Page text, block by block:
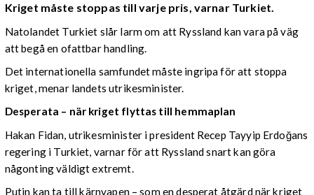
Kriget måste stoppas till varje pris, varnar Turkiet.
Natolandet Turkiet slår larm om att Ryssland kan vara på väg
att begå en ofattbar handling.
Det internationella samfundet måste ingripa för att stoppa
kriget, menar landets utrikesminister.
Desperata – när kriget flyttas till hemmaplan
Hakan Fidan, utrikesminister i president Recep Tayyip Erdoğans
regering i Turkiet, varnar för att Ryssland snart kan göra
någonting väldigt extremt.
Putin kan ta till kärnvapen – som en desperat åtgärd när kriget